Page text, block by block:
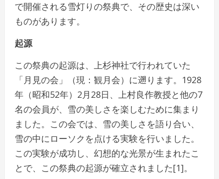
で開催される雪灯りの祭典で、その歴史は深い
ものがあります。
起源
この祭典の起源は、上杉神社で行われていた
「月見の会」（現：観月会）に遡ります。1928
年（昭和52年）2月28日、上村良作教授と他の7
名の会員が、雪の美しさを楽しむために集まり
ました。この会では、雪の美しさを語り合い、
雪の中にローソクを点ける実験を行いました。
この実験が成功し、幻想的な光景が生まれたこ
とで、この祭典の起源が確立されました[1]。